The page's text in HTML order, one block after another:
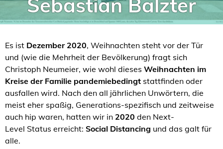
Sebastian Balzter
Es ist Dezember 2020, Weihnachten steht vor der Tür
und (wie die Mehrheit der Bevölkerung) fragt sich
Christoph Neumeier, wie wohl dieses Weihnachten im
Kreise der Familie pandemiebedingt stattfinden oder
ausfallen wird. Nach den all jährlichen Unwörtern, die
meist eher spaßig, Generations-spezifisch und zeitweise
auch hip waren, hatten wir in 2020 den Next-
Level Status erreicht: Social Distancing und das galt für
alle.